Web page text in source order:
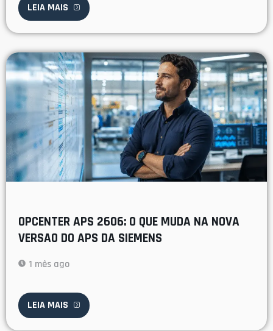
LEIA MAIS
OPCENTER APS 2606: O QUE MUDA NA NOVA
VERSAO DO APS DA SIEMENS
1 mês ago
LEIA MAIS